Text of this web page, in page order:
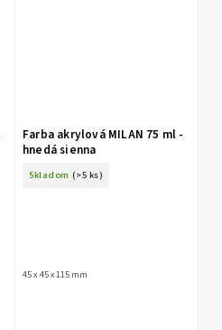
Farba akrylová MILAN 75 ml -
hnedá sienna
Skladom (>5 ks)
45 x 45 x 115 mm